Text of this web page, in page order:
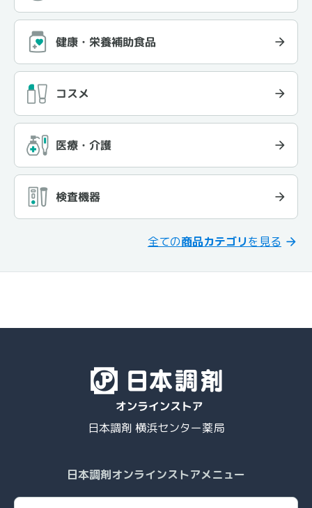
健康・栄養補助食品
コスメ
医療・介護
検査機器
全ての商品カテゴリを見る
日本調剤 横浜センター薬局
日本調剤オンラインストアメニュー